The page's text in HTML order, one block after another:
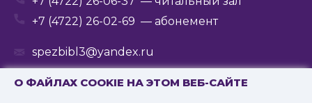
О ФАЙЛАХ COOKIE НА ЭТОМ ВЕБ-САЙТЕ
+7 (4722) 26-02-69 — абонемент
spezbibl3@yandex.ru